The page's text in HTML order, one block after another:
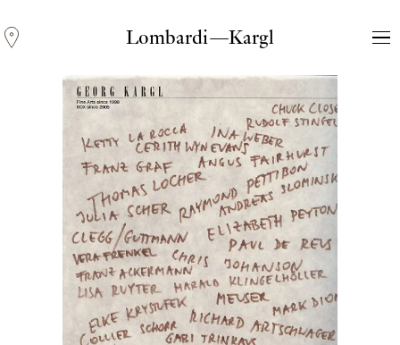
Lombardi—Kargl
Andreas Fogarasi
Three Light Sources